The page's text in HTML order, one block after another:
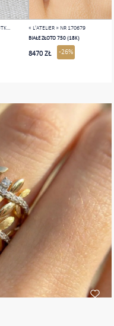
PONADCZASOWA SZAROTKA NR 1 « L'ATELIER » NR 170679
BIAŁE ZŁOTO 750 (18K)
8470 ZŁ -26%